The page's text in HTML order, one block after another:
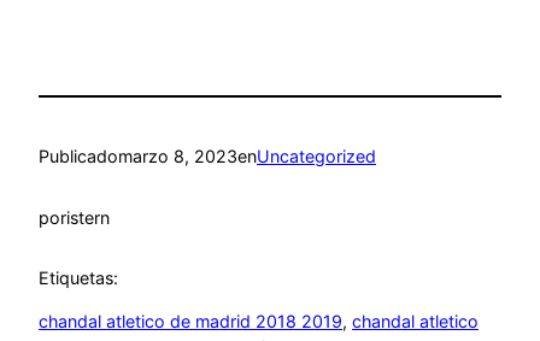
Publicadomarzo 8, 2023enUncategorized
poristern
Etiquetas:
chandal atletico de madrid 2018 2019, chandal atletico